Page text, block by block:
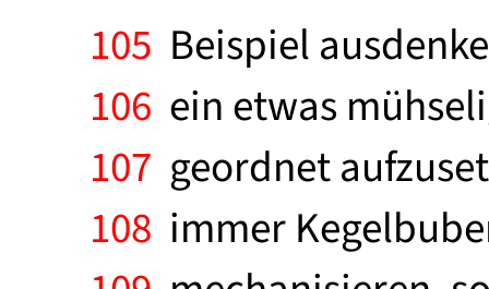
105 Beispiel
106 ein etwas
107 geordnet
108 immer